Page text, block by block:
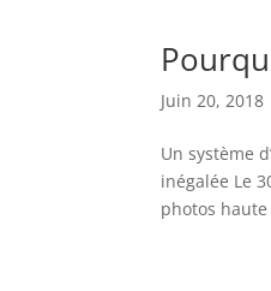
Juin 20, 2018
Un système
inégalée Le
photos